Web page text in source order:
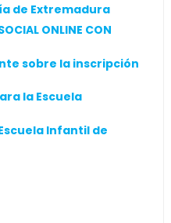
de Extremadura
ONLINE CON
sobre la inscripción
la Escuela
Infantil de